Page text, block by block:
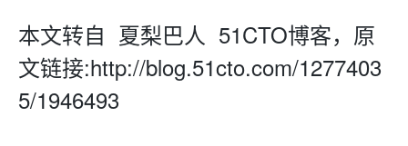
本文转自 夏梨巴人 51CTO博客，原
文链接:http://blog.51cto.com/1277403
5/1946493